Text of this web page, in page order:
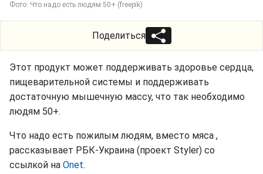
Фото: Что надо есть людям 50+ (freepik)
Поделиться
Этот продукт может поддерживать здоровье сердца,
пищеварительной системы и поддерживать
достаточную мышечную массу, что так необходимо
людям 50+.
Что надо есть пожилым людям, вместо мяса ,
рассказывает РБК-Украина (проект Styler) со
ссылкой на Onet.